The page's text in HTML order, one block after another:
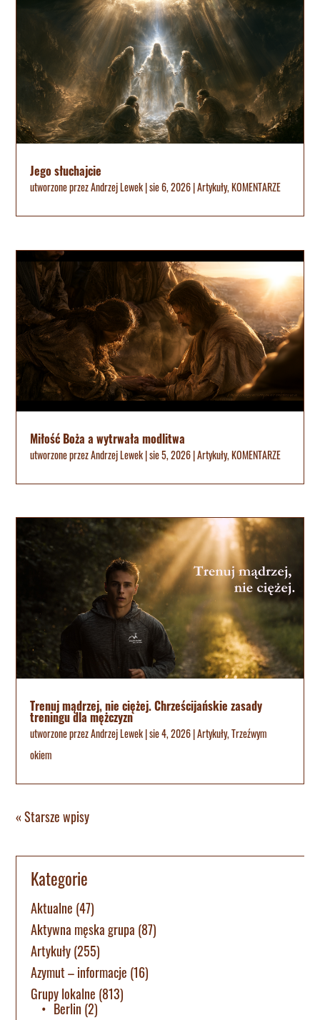
Jego słuchajcie
utworzone przezAndrzej Lewek|sie 6, 2026|Artykuły,KOMENTARZE
Miłość Boża a wytrwała modlitwa
utworzone przezAndrzej Lewek|sie 5, 2026|Artykuły,KOMENTARZE
Trenuj mądrzej, nie ciężej. Chrześcijańskie zasady
treningu dla mężczyzn
utworzone przezAndrzej Lewek|sie 4, 2026|Artykuły,Trzeźwym
okiem
« Starsze wpisy
Kategorie
Aktualne (47)
Aktywna męska grupa (87)
Artykuły(255)
Azymut – informacje (16)
Grupy lokalne (813)
Berlin (2)